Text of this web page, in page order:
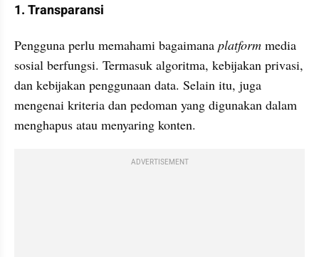
1. Transparansi
Pengguna perlu memahami bagaimana platform media
sosial berfungsi. Termasuk algoritma, kebijakan privasi,
dan kebijakan penggunaan data. Selain itu, juga
mengenai kriteria dan pedoman yang digunakan dalam
menghapus atau menyaring konten.
ADVERTISEMENT